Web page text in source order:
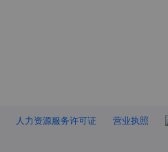
人力资源服务许可证 营业执照